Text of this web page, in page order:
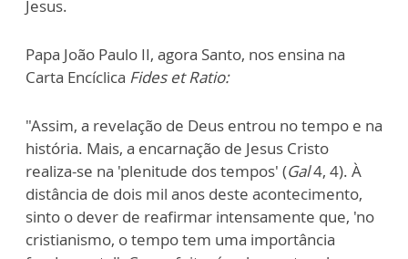
Jesus.
Papa João Paulo II, agora Santo, nos ensina na
Carta Encíclica Fides et Ratio:
"Assim, a revelação de Deus entrou no tempo e na
história. Mais, a encarnação de Jesus Cristo
realiza-se na 'plenitude dos tempos' (Gal4, 4). À
distância de dois mil anos deste acontecimento,
sinto o dever de reafirmar intensamente que, 'no
cristianismo, o tempo tem uma importância